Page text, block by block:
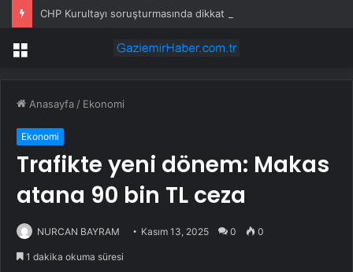
Menü
Anasayfa / Ekonomi
Ekonomi
Trafikte yeni dönem: Makas
atana 90 bin TL ceza
NURCAN BAYRAM Kasım 13, 2025 0 0
1 dakika okuma süresi